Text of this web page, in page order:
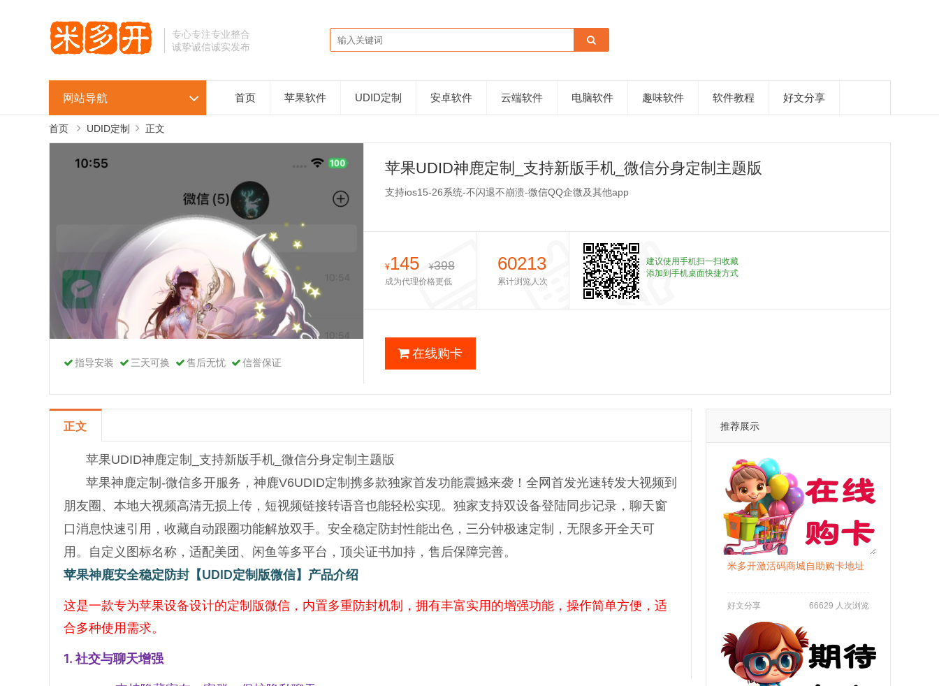
专心专注专业整合
诚挚诚信诚实发布
网站导航 首页 苹果软件 UDID定制 安卓软件 云端软件 电脑软件 趣味软件 软件教程 好文分享
首页 UDID定制 正文
指导安装 三天可换 售后无忧 信誉保证
苹果UDID神鹿定制_支持新版手机_微信分身定制主题版
支持ios15-26系统-不闪退不崩溃-微信QQ企微及其他app
¥145 ¥398
成为代理价格更低
60213
累计浏览人次
建议使用手机扫一扫收藏
添加到手机桌面快捷方式
在线购卡
正文
苹果UDID神鹿定制_支持新版手机_微信分身定制主题版
苹果神鹿定制-微信多开服务，神鹿V6UDID定制携多款独家首发功能震撼来袭！全网首发光速转发大视频到
朋友圈、本地大视频高清无损上传，短视频链接转语音也能轻松实现。独家支持双设备登陆同步记录，聊天窗
口消息快速引用，收藏自动跟圈功能解放双手。安全稳定防封性能出色，三分钟极速定制，无限多开全天可
用。自定义图标名称，适配美团、闲鱼等多平台，顶尖证书加持，售后保障完善。
苹果神鹿安全稳定防封【UDID定制版微信】产品介绍
这是一款专为苹果设备设计的定制版微信，内置多重防封机制，拥有丰富实用的增强功能，操作简单方便，适
合多种使用需求。
1. 社交与聊天增强
推荐展示
米多开激活码商城自助购卡地址
好文分享 66629 人次浏览